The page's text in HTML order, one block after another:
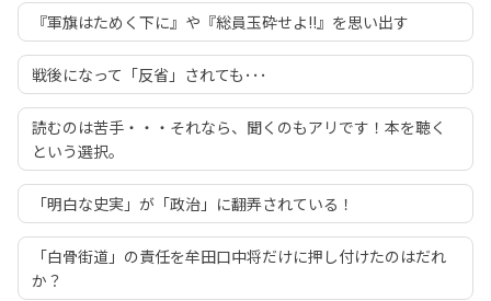
『軍旗はためく下に』や『総員玉砕せよ!!』を思い出す
戦後になって「反省」されても･･･
読むのは苦手・・・それなら、聞くのもアリです！本を聴く
という選択。
「明白な史実」が「政治」に翻弄されている！
「白骨街道」の責任を牟田口中将だけに押し付けたのはだれ
か？